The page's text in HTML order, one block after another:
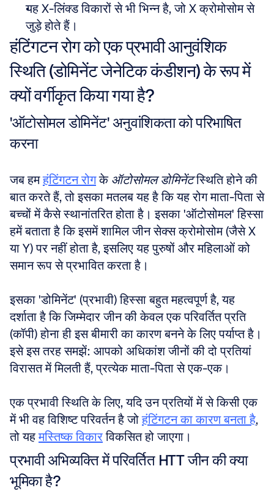
यह X-लिंक्ड विकारों से भी भिन्न है, जो X क्रोमोसोम से
जुड़े होते हैं।
हंटिंगटन रोग को एक प्रभावी आनुवंशिक
स्थिति (डोमिनेंट जेनेटिक कंडीशन) के रूप में
क्यों वर्गीकृत किया गया है?
'ऑटोसोमल डोमिनेंट' अनुवांशिकता को परिभाषित
करना
जब हम हंटिंगटन रोग के ऑटोसोमल डोमिनेंट स्थिति होने की
बात करते हैं, तो इसका मतलब यह है कि यह रोग माता-पिता से
बच्चों में कैसे स्थानांतरित होता है। इसका 'ऑटोसोमल' हिस्सा
हमें बताता है कि इसमें शामिल जीन सेक्स क्रोमोसोम (जैसे X
या Y) पर नहीं होता है, इसलिए यह पुरुषों और महिलाओं को
समान रूप से प्रभावित करता है।
इसका 'डोमिनेंट' (प्रभावी) हिस्सा बहुत महत्वपूर्ण है, यह
दर्शाता है कि जिम्मेदार जीन की केवल एक परिवर्तित प्रति
(कॉपी) होना ही इस बीमारी का कारण बनने के लिए पर्याप्त है।
इसे इस तरह समझें: आपको अधिकांश जीनों की दो प्रतियां
विरासत में मिलती हैं, प्रत्येक माता-पिता से एक-एक।
एक प्रभावी स्थिति के लिए, यदि उन प्रतियों में से किसी एक
में भी वह विशिष्ट परिवर्तन है जो हंटिंगटन का कारण बनता है,
तो यह मस्तिष्क विकार विकसित हो जाएगा।
प्रभावी अभिव्यक्ति में परिवर्तित HTT जीन की क्या
भूमिका है?